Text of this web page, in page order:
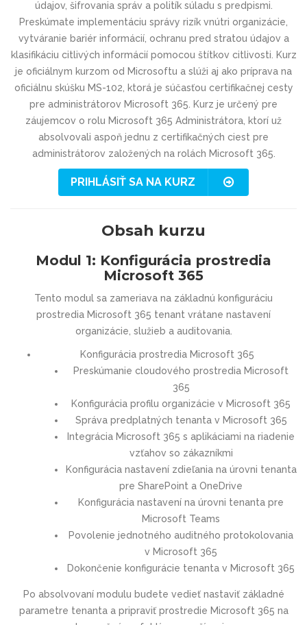
údajov, šifrovania správ a politík súladu s predpismi.
Preskúmate implementáciu správy rizík vnútri organizácie,
vytváranie bariér informácií, ochranu pred stratou údajov a
klasifikáciu citlivých informácií pomocou štítkov citlivosti. Kurz
je oficiálnym kurzom od Microsoftu a slúži aj ako príprava na
oficiálnu skúšku MS-102, ktorá je súčasťou certifikačnej cesty
pre administrátorov Microsoft 365. Kurz je určený pre
záujemcov o rolu Microsoft 365 Administrátora, ktorí už
absolvovali aspoň jednu z certifikačných ciest pre
administrátorov založených na rolách Microsoft 365.
PRIHLÁSIŤ SA NA KURZ
Obsah kurzu
Modul 1: Konfigurácia prostredia
Microsoft 365
Tento modul sa zameriava na základnú konfiguráciu
prostredia Microsoft 365 tenant vrátane nastavení
organizácie, služieb a auditovania.
Konfigurácia prostredia Microsoft 365
Preskúmanie cloudového prostredia Microsoft
365
Konfigurácia profilu organizácie v Microsoft 365
Správa predplatných tenanta v Microsoft 365
Integrácia Microsoft 365 s aplikáciami na riadenie
vzťahov so zákazníkmi
Konfigurácia nastavení zdieľania na úrovni tenanta
pre SharePoint a OneDrive
Konfigurácia nastavení na úrovni tenanta pre
Microsoft Teams
Povolenie jednotného auditného protokolovania
v Microsoft 365
Dokončenie konfigurácie tenanta v Microsoft 365
Po absolvovaní modulu budete vedieť nastaviť základné
parametre tenanta a pripraviť prostredie Microsoft 365 na